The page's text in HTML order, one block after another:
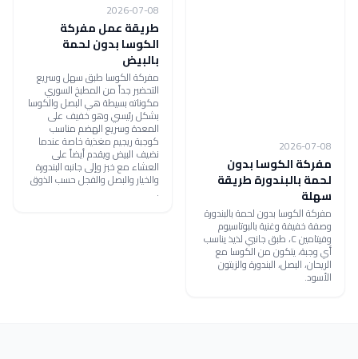
2026-07-08
مفركة الكوسا بدون
لحمة بالبندورة طريقة
سهلة
مفركة الكوسا بدون لحمة بالبندورة
وصفة خفيفة وغنية بالبوتاسيوم
وفيتامين C، طبق جانبي لذيذ يناسب
أي وجبة، يتكون من الكوسا مع
الريحان، البصل، البندورة والزيتون
الأسود.
2026-07-08
طريقة عمل مفركة
الكوسا بدون لحمة
بالبيض
مفركة الكوسا طبق سهل وسريع
التحضير جداً من المطبخ السوري
مكوناته بسيطة هي البصل والكوسا
بشكل رئيسي وهو خفيف على
المعدة وسريع الهضم مناسب
كوجبة ريجيم مغذية خاصة عندما
نضيف البيض ويقدم أيضاً على
العشاء مع خبز وإلى جانبه البندورة
والخيار والبصل والفجل حسب الذوق
.